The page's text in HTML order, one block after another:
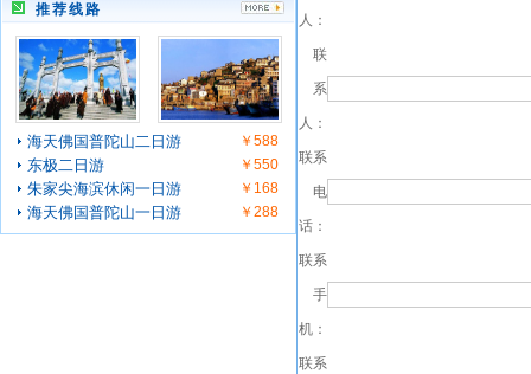
推荐线路
海天佛国普陀山二日游 ￥588
东极二日游 ￥550
朱家尖海滨休闲一日游 ￥168
海天佛国普陀山一日游 ￥288
人：
联
系
人：
联系
电
话：
联系
手
机：
联系